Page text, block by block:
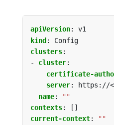
apiVersion:
v1
kind :
Config
clusters:
- cluster:
certificate-
server:
https://
name:
""
contexts:
[]
current-context:
""